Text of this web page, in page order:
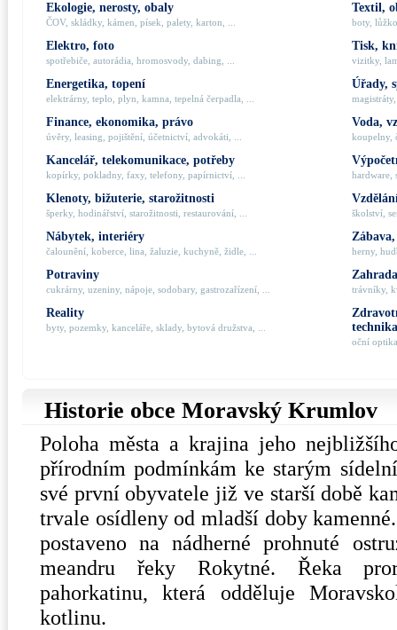
Ekologie, nerosty, obaly
ČOV, skládky, kámen, písek, palety, karton, ...
Elektro, foto
spotřebiče, autorádia, hromosvody, dabing, ...
Energetika, topení
elektrárny, teplo, plyn, kamna, tepelná čerpadla, ...
Finance, ekonomika, právo
úvěry, leasing, pojištění, účetnictví, advokáti, ...
Kancelář, telekomunikace, potřeby
kopírky, pokladny, faxy, telefony, papírnictví, ...
Klenoty, bižuterie, starožitnosti
šperky, hodinářství, starožitnosti, restaurování, ...
Nábytek, interiéry
čalounění, koberce, lina, žaluzie, kuchyně, židle, ...
Potraviny
cukrárny, uzeniny, nápoje, sodobary, gastrozařízení, ...
Reality
byty, pozemky, kanceláře, sklady, bytová družstva, ...
Textil,
boty,
Tisk,
vizitky,
Úřady,
Voda,
koupelny,
hardware,
školství,
herny,
trávníky,
technika
oční
Historie obce Moravský Krumlov
Poloha města a krajina jeho
přírodním podmínkám ke starým
své první obyvatele již ve starší době
trvale osídleny od mladší doby
postaveno na nádherné prohnuté
meandru řeky Rokytné. Řeka
pahorkatinu, která odděluje
kotlinu.